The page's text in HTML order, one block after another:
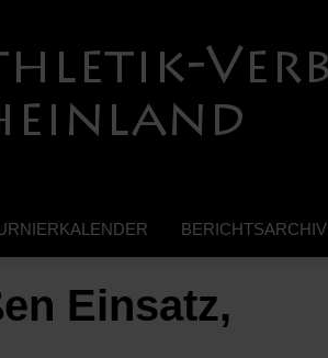
BERICHTSARCHIV
Einsatz,